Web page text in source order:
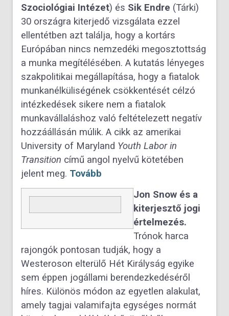
Szociológiai Intézet) és Sik Endre (Tárki)
30 országra kiterjedő vizsgálata ezzel
ellentétben azt találja, hogy a kortárs
Európában nincs nemzedéki megosztottság
a munka megítélésében. A kutatás lényeges
szakpolitikai megállapítása, hogy a fiatalok
munkanélküliségének csökkentését célzó
intézkedések sikere nem a fiatalok
munkavállaláshoz való feltételezett negatív
hozzáállásán múlik. A cikk az amerikai
University of Maryland Youth Labor in
Transition című angol nyelvű kötetében
jelent meg. Tovább
Jon Snow és a
kiterjesztő jogi
értelmezés.
Trónok harca
rajongók pontosan tudják, hogy a
Westeroson elterülő Hét Királyság egyike
sem éppen jogállami berendezkedéséről
híres. Különös módon az egyetlen alakulat,
amely tagjai valamifajta egységes normát